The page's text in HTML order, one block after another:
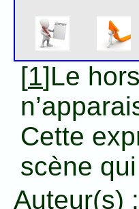
[1]Le
Cette
scène
Auteur(s) :